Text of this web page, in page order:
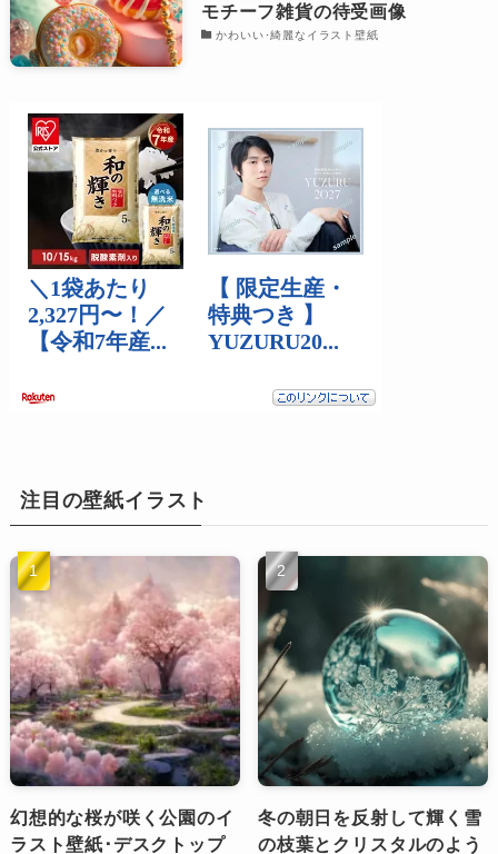
モチーフ雑貨の待受画像
かわいい･綺麗なイラスト壁紙
注目の壁紙イラスト
幻想的な桜が咲く公園のイ
ラスト壁紙･デスクトップ
冬の朝日を反射して輝く雪
の枝葉とクリスタルのよう